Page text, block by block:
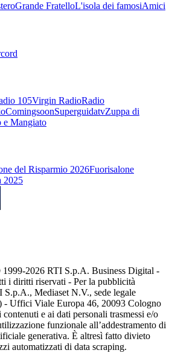
Grande FratelloL'isola dei famosiAmici
105Virgin RadioRadio
ComingsoonSuperguidatvZuppa di
e Mangiato
del Risparmio 2026Fuorisalone
2025
2026 RTI S.p.A. Business Digital -
i diritti riservati - Per la pubblicità
Mediaset N.V., sede legale
- Uffici Viale Europa 46, 20093 Cologno
contenuti e ai dati personali trasmessi e/o
funzionale all’addestramento di
generativa. È altresì fatto divieto
automatizzati di data scraping.